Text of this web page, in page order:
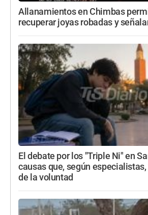
Allanamientos en Chimbas
recuperar joyas robadas y
El debate por los "Triple Ni" en
causas que, según
de la voluntad